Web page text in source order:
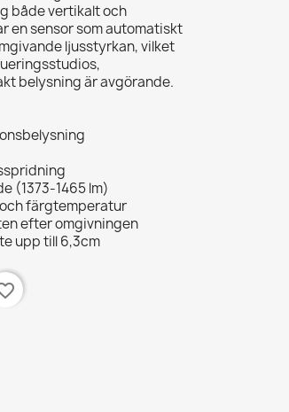
både vertikalt och
en sensor som automatiskt
ljusstyrkan, vilket
belysning är avgörande.
(1373-1465 lm)
färgtemperatur
efter omgivningen
upp till 6,3cm